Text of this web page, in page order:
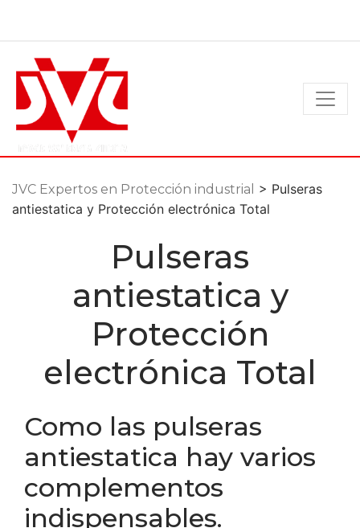
JVC Expertos en Protección industrial
> Pulseras
antiestatica y Protección electrónica Total
Pulseras
antiestatica y
Protección
electrónica Total
Como las pulseras
antiestatica hay varios
complementos
indispensables.